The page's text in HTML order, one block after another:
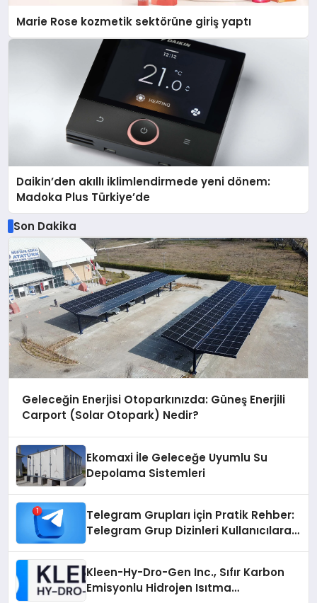
Marie Rose kozmetik sektörüne giriş yaptı
Daikin’den akıllı iklimlendirmede yeni dönem:
Madoka Plus Türkiye’de
Son Dakika
Geleceğin Enerjisi Otoparkınızda: Güneş Enerjili
Carport (Solar Otopark) Nedir?
Ekomaxi İle Geleceğe Uyumlu Su
Depolama Sistemleri
Telegram Grupları İçin Pratik Rehber:
Telegram Grup Dizinleri Kullanıcılara
Kleen-Hy-Dro-Gen Inc., Sıfır Karbon
Emisyonlu Hidrojen Isıtma